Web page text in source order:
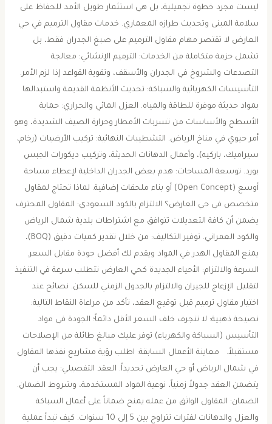
ليست مجرد خطوة تجميلية، بل هي استثمار طويل الأمد للحفاظ على
سلامة المبنى وتحديث طرازه المعماري. ​خدمات مقاول الترميم في حي
العارض ​لا تقتصر مهام مقاول الترميم على صبغ الجدران فقط، بل
تشمل حزمة متكاملة من الخدمات: ​الترميم الإنشائي: معالجة
التصدعات والشروخ في الجدران والأسقف، وتقوية القواعد إذا لزم الأمر. ​
التأسيسات الكهربائية والسباكة: تحديث الأنظمة القديمة واستبدالها
بمواد حديثة موفرة للطاقة والمياه. ​العزل المائي والحراري: حماية
الأسطح والأساسات من تسربات الأمطار وحرارة الصيف الشديدة، وهو
أمر حيوي في مناخ الرياض. ​التشطيبات النهائية: تركيب الأرضيات (رخام،
سيراميك، باركيه)، وأعمال الدهانات الحديثة، وتركيب ديكورات الجبس
بورد. ​توسعة المساحات: هدم بعض الجدران الداخلية لإعطاء مساحة
أوسع (Open Concept) أو بناء ملحقات إضافية. ​لماذا تحتاج لمقاول
متخصص في حي العارض؟ ​الالتزام بالكود السعودي: المقاول المحترف
يضمن أن كافة التعديلات تتوافق مع اشتراطات بلدية شمال الرياض
والكود العمراني. ​توفير التكاليف: من خلال تقدير كميات دقيق (BOQ)،
يمنع المقاول الهدر في المواد ويقدم لك أفضل جودة مقابل السعر. ​
السرعة والالتزام: الأحياء الجديدة كحي العارض تتطلب سرعة في التنفيذ
لتقليل الإزعاج للجيران والالتزام بالجدول الزمني للسكن. ​نصائح عند
اختيار مقاول ترميم ​قبل توقيع العقد، تأكد من مراعاة النقاط التالية: ​
نصيحة ذهبية: لا تنجرف خلف السعر الأقل دائماً؛ الجودة في مواد
التأسيس (السباكة والكهرباء) توفر عليك مبالغ طائلة من الإصلاحات
مستقبلاً. ​معاينة الأعمال السابقة: اطلب رؤية مشاريع نفذها المقاول
في شمال الرياض أو حي العارض تحديداً. ​العقد التفصيلي: يجب أن
يتضمن العقد جدولاً زمنياً، نوعية المواد المستخدمة، وشروط الضمان. ​
الضمان: المقاول الواثق من عمله يمنح ضماناً على أعمال السباكة
والعزل والدهانات لفترات تتراوح بين 5 إلى 10 سنوات. ​كيف تبدأ عملية